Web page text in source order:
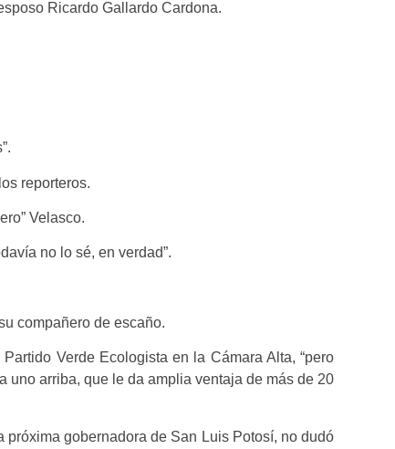
Ricardo Gallardo Cardona.
reporteros.
Velasco.
no lo sé, en verdad”.
compañero de escaño.
Verde Ecologista en la Cámara Alta, “pero
uno arriba, que le da amplia ventaja de más de 20
gobernadora de San Luis Potosí, no dudó